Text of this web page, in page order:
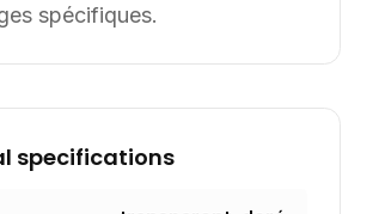
spécifiques.
specifications